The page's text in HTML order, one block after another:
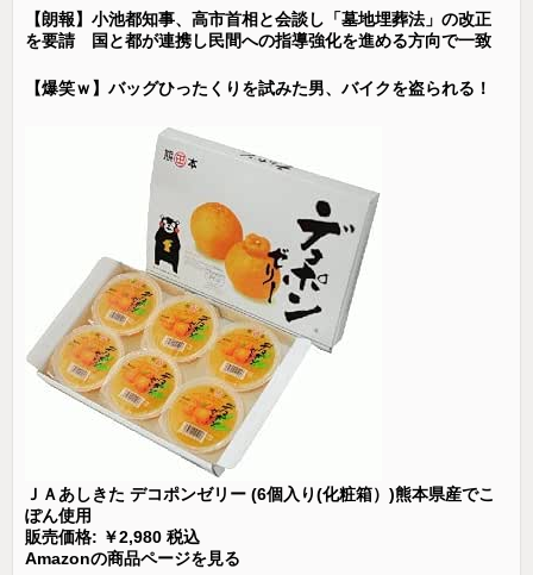
【朗報】小池都知事、高市首相と会談し「墓地埋葬法」の改正
を要請 国と都が連携し民間への指導強化を進める方向で一致
【爆笑ｗ】バッグひったくりを試みた男、バイクを盗られる！
ＪＡあしきた デコポンゼリー (6個入り(化粧箱）)熊本県産でこ
ぽん使用
販売価格: ￥2,980 税込
Amazonの商品ページを見る